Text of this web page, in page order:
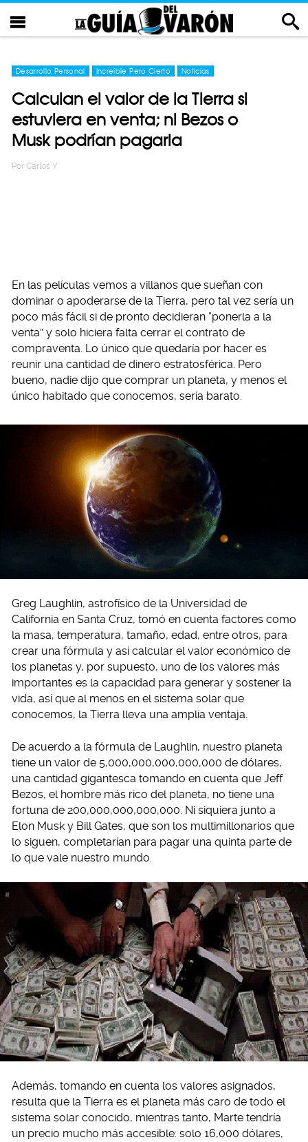
Desarrollo Personal Increíble Pero Cierto Noticias
Calculan el valor de la Tierra si
estuviera en venta; ni Bezos o
Musk podrían pagarla
Por Carlos Y
En las películas vemos a villanos que sueñan con
dominar o apoderarse de la Tierra, pero tal vez sería un
poco más fácil si de pronto decidieran “ponerla a la
venta” y solo hiciera falta cerrar el contrato de
compraventa. Lo único que quedaría por hacer es
reunir una cantidad de dinero estratosférica. Pero
bueno, nadie dijo que comprar un planeta, y menos el
único habitado que conocemos, sería barato.
Greg Laughlin, astrofísico de la Universidad de
California en Santa Cruz, tomó en cuenta factores como
la masa, temperatura, tamaño, edad, entre otros, para
crear una fórmula y así calcular el valor económico de
los planetas y, por supuesto, uno de los valores más
importantes es la capacidad para generar y sostener la
vida, así que al menos en el sistema solar que
conocemos, la Tierra lleva una amplia ventaja.
De acuerdo a la fórmula de Laughlin, nuestro planeta
tiene un valor de 5,000,000,000,000,000 de dólares,
una cantidad gigantesca tomando en cuenta que Jeff
Bezos, el hombre más rico del planeta, no tiene una
fortuna de 200,000,000,000,000. Ni siquiera junto a
Elon Musk y Bill Gates, que son los multimillonarios que
lo siguen, completarían para pagar una quinta parte de
lo que vale nuestro mundo.
Además, tomando en cuenta los valores asignados,
resulta que la Tierra es el planeta más caro de todo el
sistema solar conocido, mientras tanto, Marte tendría
un precio mucho más accesible: solo 16,000 dólares,